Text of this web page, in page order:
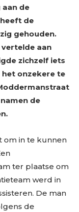
aan de
de
gehouden.
aan
zichzelf iets
het onzekere te
de
om in te kunnen
ter plaatse om
werd in
De man
de